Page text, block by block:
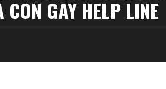
CON GAY HELP LINE